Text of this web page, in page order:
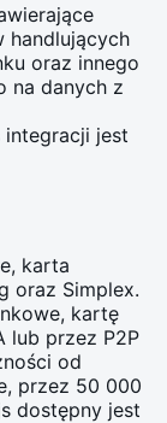
handlujących
oraz innego
na danych z
integracji jest
karta
oraz Simplex.
kartę
lub przez P2P
od
przez 50 000
dostępny jest